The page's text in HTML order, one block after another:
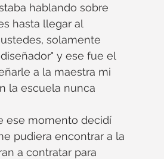
hablando sobre
hasta llegar al
solamente
y ese fue el
a la maestra mi
la escuela nunca
ese momento decidí
pudiera encontrar a la
a contratar para